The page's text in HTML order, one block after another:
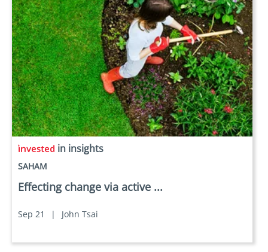
in insights
SAHAM
Effecting change via active ...
Sep 21 | John Tsai